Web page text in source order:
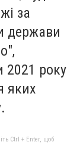
за
держави
року
яких
Ctrl + Enter, щоб